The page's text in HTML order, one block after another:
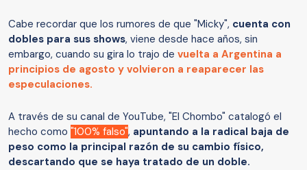
Cabe recordar que los rumores de que "Micky", cuenta con
dobles para sus shows, viene desde hace años, sin
embargo, cuando su gira lo trajo de vuelta a Argentina a
principios de agosto y volvieron a reaparecer las
especulaciones.
A través de su canal de YouTube, "El Chombo" catalogó el
hecho como "100% falso", apuntando a la radical baja de
peso como la principal razón de su cambio físico,
descartando que se haya tratado de un doble.